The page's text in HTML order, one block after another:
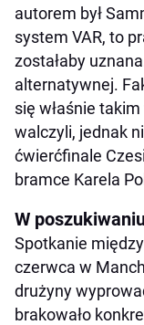
autorem był
system VAR, to
zostałaby
alternatywnej.
się właśnie
walczyli, jednak
ćwierćfinale
bramce Karela
W
Spotkanie
czerwca w
drużyny
brakowało